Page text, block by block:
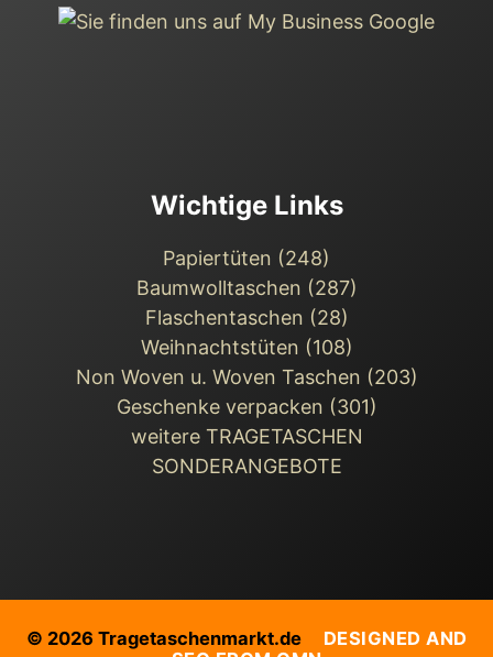
Papiertüten (248)
Baumwolltaschen (287)
Flaschentaschen (28)
Weihnachts­tüten (108)
Non Woven u. Woven Taschen (203)
Geschenke verpacken (301)
weitere TRAGETASCHEN
SONDERANGEBOTE
SEO FROM OMN